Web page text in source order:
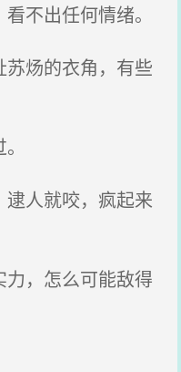
不出任何情绪。
炀的衣角，有些
人就咬，疯起来
，怎么可能敌得